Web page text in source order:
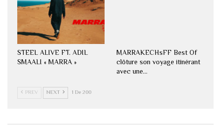
STEEL ALIVE FT. ADIL
SMAALI « MARRA »
MARRAKECHsFF Best Of
clôture son voyage itinérant
avec une…
PREV NEXT 1 De 200